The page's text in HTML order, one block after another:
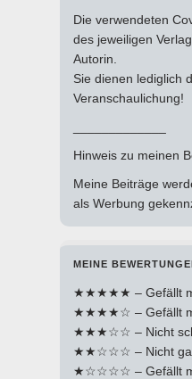
Die verwendeten
des jeweiligen
Autorin.
Sie dienen lediglich
Veranschaulichung!
Hinweis zu meinen
Meine Beiträge
als Werbung
MEINE
★★★★★ – Gefällt
★★★★☆ – Gefällt
★★★☆☆ – Nicht
★★☆☆☆ – Nicht
★☆☆☆☆ – Gefällt